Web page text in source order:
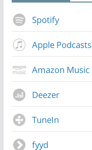
Spotify
Apple Podcasts
Amazon Music
Deezer
TuneIn
fyyd